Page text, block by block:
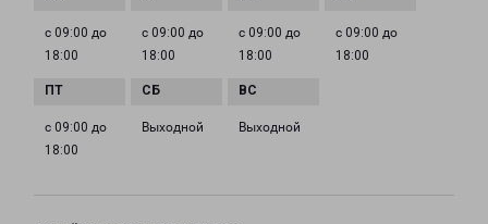
с 09:00 до
18:00
с 09:00 до
18:00
с 09:00 до
18:00
с 09:00 до
18:00
с 09:00 до
18:00
Выходной Выходной